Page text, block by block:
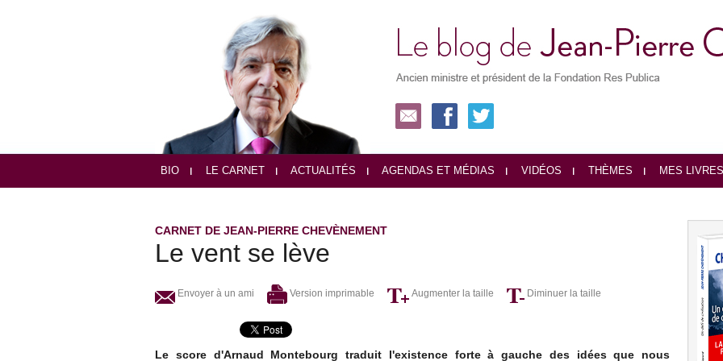
BIO LE CARNET ACTUALITÉS AGENDAS ET MÉDIAS VIDÉOS THÈMES MES LIVRES
CARNET DE JEAN-PIERRE CHEVÈNEMENT
Le vent se lève
Envoyer à un ami Version imprimable Augmenter la taille Diminuer la taille
Le score d'Arnaud Montebourg traduit l'existence forte à gauche des idées que nous